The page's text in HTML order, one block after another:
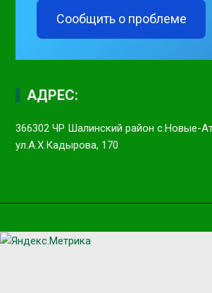
Сообщить о проблеме
АДРЕС:
366302 ЧР Шалинский район с.Новые-
ул.А.Х.Кадырова, 170